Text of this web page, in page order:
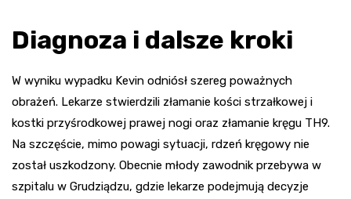
Diagnoza i dalsze kroki
W wyniku wypadku Kevin odniósł szereg poważnych
obrażeń. Lekarze stwierdzili złamanie kości strzałkowej i
kostki przyśrodkowej prawej nogi oraz złamanie kręgu TH9.
Na szczęście, mimo powagi sytuacji, rdzeń kręgowy nie
został uszkodzony. Obecnie młody zawodnik przebywa w
szpitalu w Grudziądzu, gdzie lekarze podejmują decyzje